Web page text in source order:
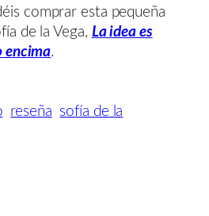
comprar esta pequeña
de la Vega, La idea es
encima.
reseña sofía de la